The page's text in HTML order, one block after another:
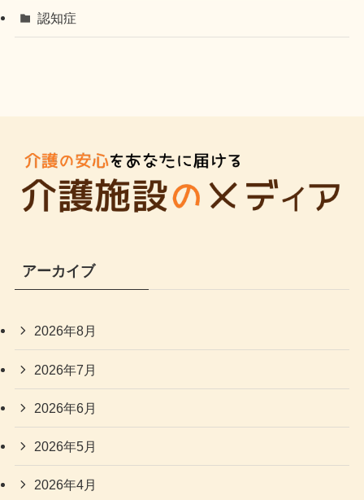
認知症
アーカイブ
2026年8月
2026年7月
2026年6月
2026年5月
2026年4月